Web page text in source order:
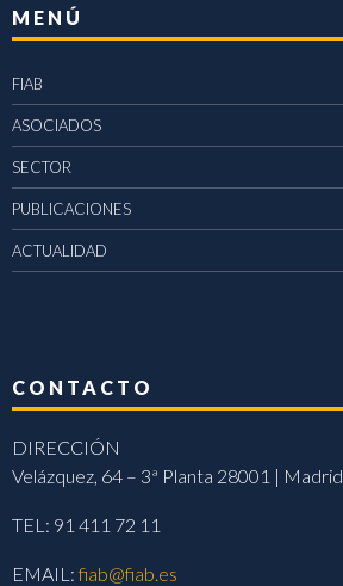
MENÚ
FIAB
ASOCIADOS
SECTOR
PUBLICACIONES
ACTUALIDAD
CONTACTO
DIRECCIÓN
Velázquez, 64 – 3ª Planta 28001 | Madrid
TEL: 91 411 72 11
EMAIL:fiab@fiab.es